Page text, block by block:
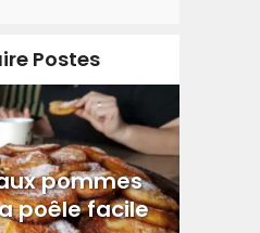
Postes
pommes
poêle facile